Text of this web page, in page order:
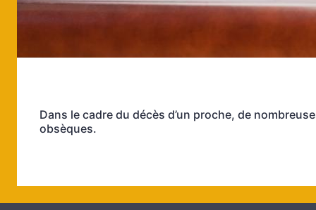
Dans le cadre du décès d’un proche, de
obsèques.